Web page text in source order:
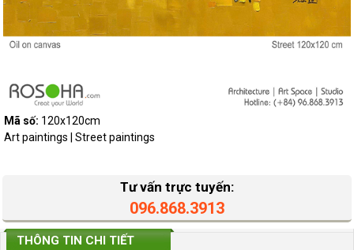
Mã số: 120x120cm
Art paintings | Street paintings
Tư vấn trực tuyến:
096.868.3913
THÔNG TIN CHI TIẾT